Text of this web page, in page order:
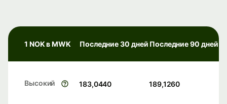
1 NOK в MWK Последние 30 дней Последние 90 дней
Высокий 183,0440 189,1260